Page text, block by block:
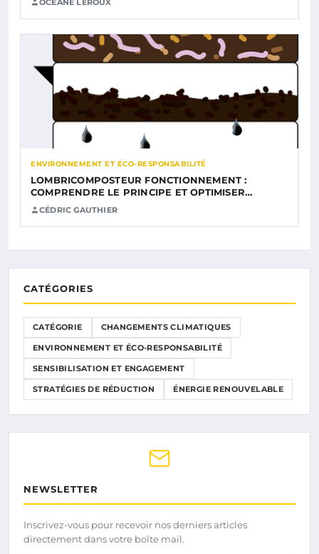
OCÉANE LEROUX
ENVIRONNEMENT ET ÉCO-RESPONSABILITÉ
LOMBRICOMPOSTEUR FONCTIONNEMENT :
COMPRENDRE LE PRINCIPE ET OPTIMISER…
CÉDRIC GAUTHIER
CATÉGORIES
CATÉGORIE CHANGEMENTS CLIMATIQUES
ENVIRONNEMENT ET ÉCO-RESPONSABILITÉ
SENSIBILISATION ET ENGAGEMENT
STRATÉGIES DE RÉDUCTION ÉNERGIE RENOUVELABLE
NEWSLETTER
Inscrivez-vous pour recevoir nos derniers articles
directement dans votre boîte mail.